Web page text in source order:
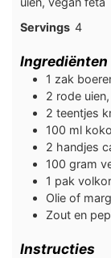
Servings 4
Ingrediënten
1 zak
2 rode
2 teentjes
100 ml
2 handjes
100 gram
1 pak
Olie of
Zout en
Instructies